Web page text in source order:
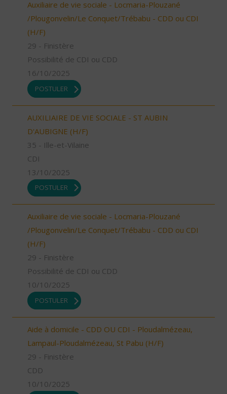
Auxiliaire de vie sociale - Locmaria-Plouzané
/Plougonvelin/Le Conquet/Trébabu - CDD ou CDI
(H/F)
29 - Finistère
Possibilité de CDI ou CDD
16/10/2025
POSTULER
AUXILIAIRE DE VIE SOCIALE - ST AUBIN
D'AUBIGNE (H/F)
35 - Ille-et-Vilaine
CDI
13/10/2025
POSTULER
Auxiliaire de vie sociale - Locmaria-Plouzané
/Plougonvelin/Le Conquet/Trébabu - CDD ou CDI
(H/F)
29 - Finistère
Possibilité de CDI ou CDD
10/10/2025
POSTULER
Aide à domicile - CDD OU CDI - Ploudalmézeau,
Lampaul-Ploudalmézeau, St Pabu (H/F)
29 - Finistère
CDD
10/10/2025